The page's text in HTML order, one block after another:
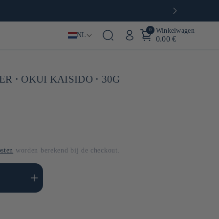
NL
0 Winkelwagen
0.00 €
⋅ OKUI KAISIDO ⋅ 30G
worden berekend bij de checkout.
verhogen voor Default
Title